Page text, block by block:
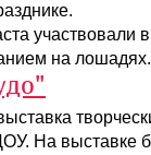
участвовали
на лошадях.
На